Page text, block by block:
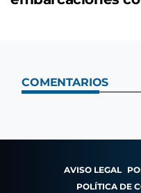
COMENTARIOS
AVISO LEGAL
POLÍTICA DE